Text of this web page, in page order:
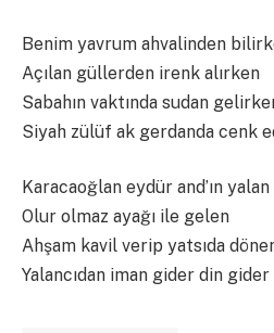
Benim yavrum ahvalinden
Açılan güllerden irenk alırken
Sabahın vaktında sudan
Siyah zülüf ak gerdanda cenk
Karacaoğlan eydür and’ın yalan
Olur olmaz ayağı ile gelen
Ahşam kavil verip yatsıda
Yalancıdan iman gider din gider